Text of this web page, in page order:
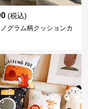
(税込)
グラム柄クッションカ